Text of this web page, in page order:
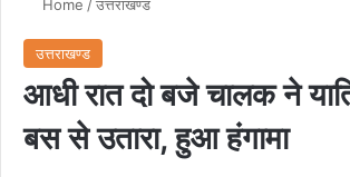
Home /उत्तराखण्ड
उत्तराखण्ड
आधी रात दो बजे चालक ने
बस से उतारा, हुआ हंगामा